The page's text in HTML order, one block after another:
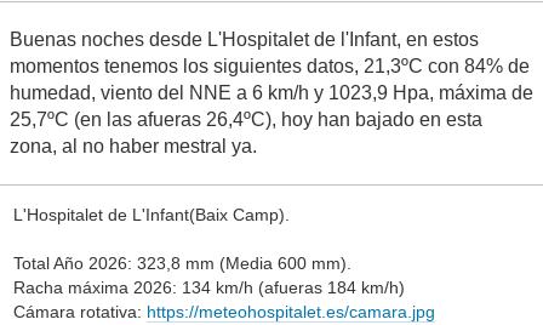
Buenas noches desde L'Hospitalet de l'Infant, en estos
momentos tenemos los siguientes datos, 21,3ºC con 84% de
humedad, viento del NNE a 6 km/h y 1023,9 Hpa, máxima de
25,7ºC (en las afueras 26,4ºC), hoy han bajado en esta
zona, al no haber mestral ya.
L'Hospitalet de L'Infant(Baix Camp).
Total Año 2026: 323,8 mm (Media 600 mm).
Racha máxima 2026: 134 km/h (afueras 184 km/h)
Cámara rotativa: https://meteohospitalet.es/camara.jpg